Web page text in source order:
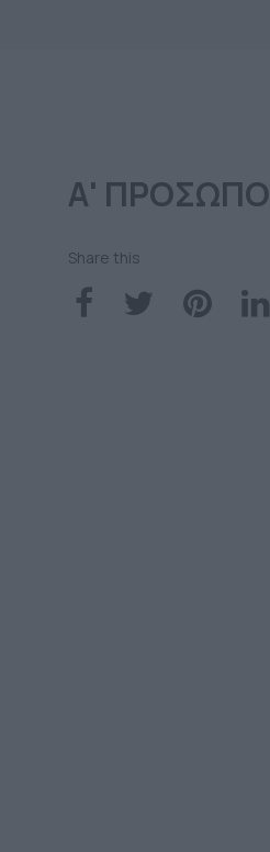
Α' ΠΡΟΣΩΠΟ
Share this